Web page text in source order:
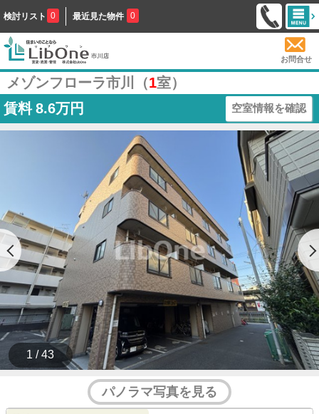
検討リスト 0 最近見た物件 0
お問合せ
メゾンフローラ市川（1室）
賃料 8.6万円 空室情報を確認
1 / 43
パノラマ写真を見る